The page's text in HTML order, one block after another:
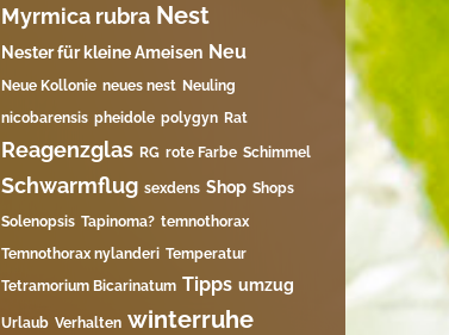
Myrmica rubra Nest
Nester für kleine Ameisen Neu
Neue Kollonie neues nest Neuling
nicobarensis pheidole polygyn Rat
Reagenzglas RG rote Farbe Schimmel
Schwarmflug sexdens Shop Shops
Solenopsis Tapinoma? temnothorax
Temnothorax nylanderi Temperatur
Tetramorium Bicarinatum​ Tipps umzug
Urlaub Verhalten winterruhe